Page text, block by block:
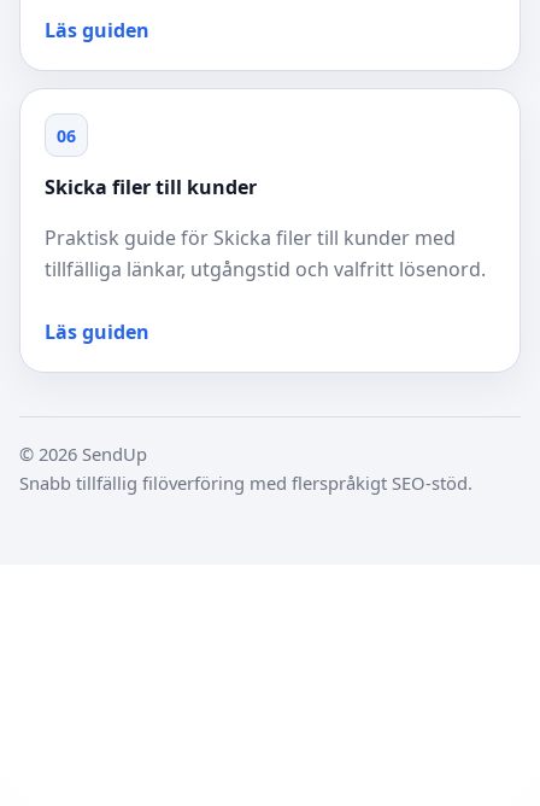
Läs guiden
06
Skicka filer till kunder
Praktisk guide för Skicka filer till kunder med
tillfälliga länkar, utgångstid och valfritt lösenord.
Läs guiden
© 2026 SendUp
Snabb tillfällig filöverföring med flerspråkigt SEO-stöd.